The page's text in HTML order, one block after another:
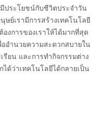
ประโยชน์กับชีวิตประจำวัน
ษย์เรามีการสร้างเทคโนโลยี
งการของเราให้ได้มากที่สุด
ออำนวยความสะดวกสบายใน
รียน และการทำกิจกรรมต่าง
ด้ว่าเทคโนโลยีได้กลายเป็น